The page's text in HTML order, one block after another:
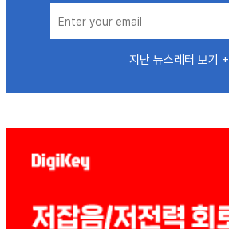
지난 뉴스레터 보기 +